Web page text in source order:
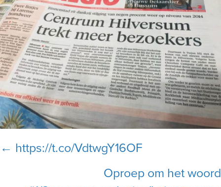
Posts
← https://t.co/VdtwgY16OF
Oproep om het woord